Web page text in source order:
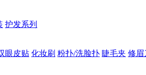
护发系列
眼皮贴 化妆刷 粉扑/洗脸扑 睫毛夹 修眉